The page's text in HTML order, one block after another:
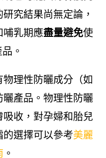
究結果尚無定論，
哺乳期應盡量避免使
。
物理性防曬成分（如
產品。物理性防曬
收，對孕婦和胎兒
選擇可以參考美麗
。